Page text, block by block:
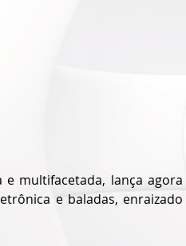
multifacetada, lança agora
e baladas, enraizado